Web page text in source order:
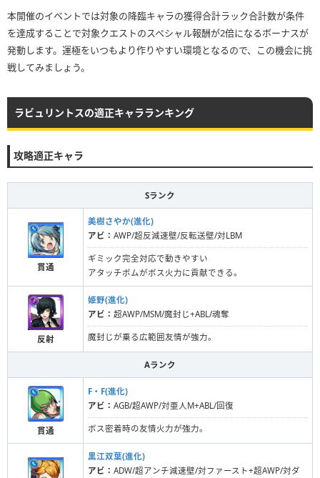
本開催のイベントでは対象の降臨キャラの獲得合計ラック合計数が条件
を達成することで対象クエストのスペシャル報酬が2倍になるボーナスが
発動します。運極をいつもより作りやすい環境となるので、この機会に挑
戦してみましょう。
ラビュリントスの適正キャラランキング
攻略適正キャラ
Sランク
貫通
美樹さやか(進化)
アビ： AWP/超反減速壁/反転送壁/対LBM
ギミック完全対応で動きやすい
アタッチボムがボス火力に貢献できる。
反射
姫野(進化)
アビ： 超AWP/MSM/魔封じ+ABL/魂奪
魔封じが乗る広範囲友情が強力。
Aランク
貫通
F・F(進化)
アビ： AGB/超AWP/対亜人M+ABL/回復
ボス密着時の友情火力が強力。
黒江双葉(進化)
アビ： ADW/超アンチ減速壁/対ファースト+超AWP/対ダ